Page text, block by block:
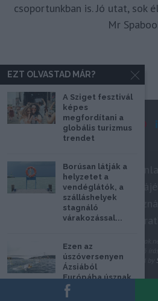
csoportunkban is. Jó utat, sok
Mr
Impresszum Médiaajánlat
Adatkezelési
Szerzői jogok,
Hírlevél
felhasználásához, újraközléséhez a szerző
All Rights Reserved by
EZT OLVASTAD MÁR?
A Sziget fesztivál
képes
megfordítani a
globális turizmus
trendet
Borúsan látják a
helyzetet a
vendéglátók, a
szálláshelyek
stagnáló
várakozással...
Ezen az
úszóversenyen
Ázsiából
Európába úsznak
a versenyzők